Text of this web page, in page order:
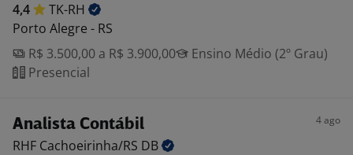
4,4
TK-RH
Porto Alegre - RS
R$ 3.500,00 a R$ 3.900,00
Ensino Médio (2º Grau)
Presencial
Analista Contábil 4 ago
RHF Cachoeirinha/RS DB